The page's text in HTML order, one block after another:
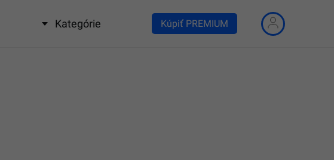
Kategórie Kúpiť PREMIUM